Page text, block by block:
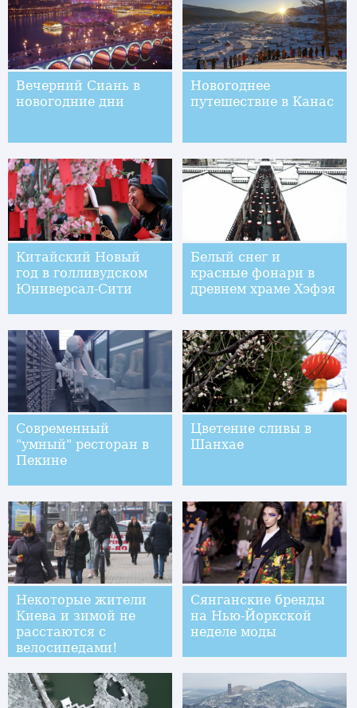
Вечерний Сиань в
новогодние дни
Новогоднее
путешествие в Канас
Китайский Новый
год в голливудском
Юниверсал-Сити
Белый снег и
красные фонари в
древнем храме Хэфэя
Современный
"умный" ресторан в
Пекине
Цветение сливы в
Шанхае
Некоторые жители
Киева и зимой не
расстаются с
велосипедами!
Сянганские бренды
на Нью-Йоркской
неделе моды